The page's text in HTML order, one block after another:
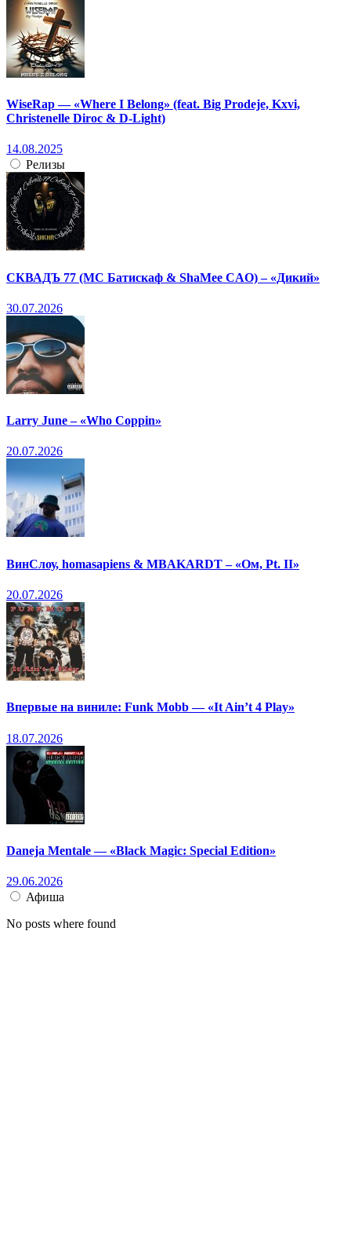
WiseRap — «Where I Belong» (feat. Big Prodeje, Kxvi,
Christenelle Diroc & D-Light)
14.08.2025
Релизы
СКВАДЪ 77 (МС Батискаф & ShaMee CAO) – «Дикий»
30.07.2026
Larry June – «Who Coppin»
20.07.2026
ВинСлоу, homasapiens & MBAKARDT – «Ом, Pt. II»
20.07.2026
Впервые на виниле: Funk Mobb — «It Ain’t 4 Play»
18.07.2026
Daneja Mentale — «Black Magic: Special Edition»
29.06.2026
Афиша
No posts where found